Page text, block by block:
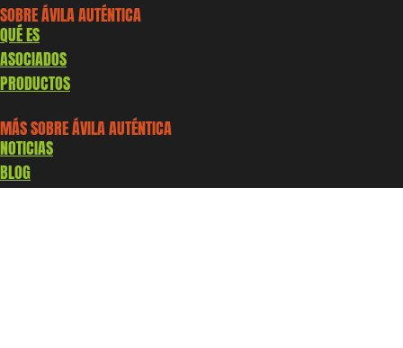
SOBRE ÁVILA AUTÉNTICA
QUÉ ES
ASOCIADOS
PRODUCTOS
MÁS SOBRE ÁVILA AUTÉNTICA
NOTICIAS
BLOG
PRODUCTOS